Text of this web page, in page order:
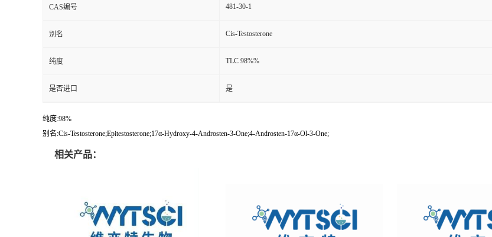
CAS编号 481-30-1
别名 Cis-Testosterone
纯度 TLC 98%%
是否进口 是
纯度:98%
别名:Cis-Testosterone;Epitestosterone;17α-Hydroxy-4-Androsten-3-One;4-Androsten-17α-Ol-3-One;
相关产品：